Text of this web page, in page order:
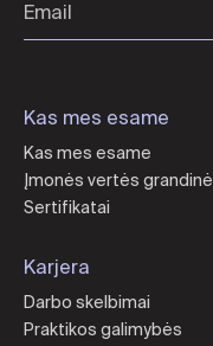
Kas mes esame
Kas mes esame
Įmonės vertės grandinė
Sertifikatai
Karjera
Darbo skelbimai
Praktikos galimybės